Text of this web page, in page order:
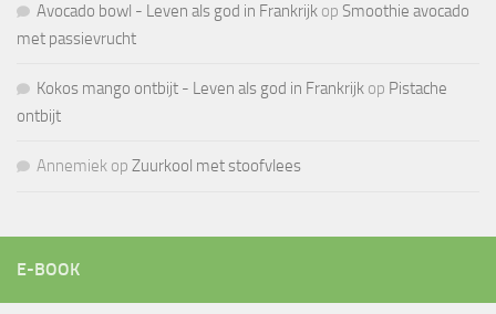
Avocado bowl - Leven als god in Frankrijk op Smoothie avocado
met passievrucht
Kokos mango ontbijt - Leven als god in Frankrijk op Pistache
ontbijt
Annemiek op Zuurkool met stoofvlees
E-BOOK